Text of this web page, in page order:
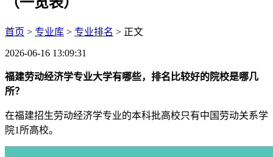
首页 > 专业库 > 专业排名 > 正文
2026-06-16 13:09:31
福建劳动经济学专业大学有哪些，排名比较好的院校是哪几
所？
在福建招生劳动经济学专业的本科批高校只有中国劳动关系学
院1所高校。